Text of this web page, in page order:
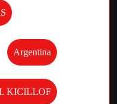
Argentina
KICILLOF